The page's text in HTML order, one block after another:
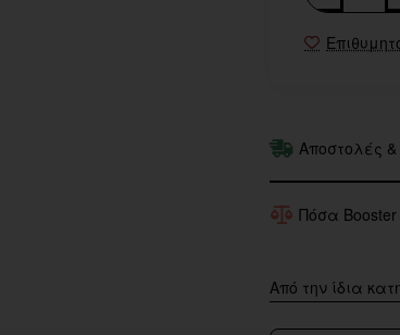
Αποστολές
Πόσα
Από την ίδια